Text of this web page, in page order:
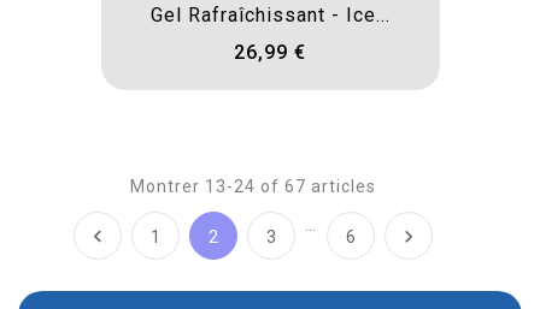
Gel Rafraîchissant - Ice...
26,99 €
Montrer 13-24 of 67 articles
 1 2 3 6 